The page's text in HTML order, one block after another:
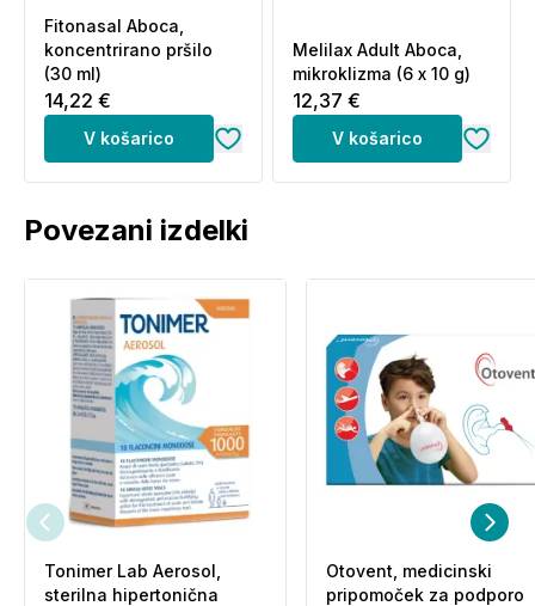
porabite v roku treh mesecev.
Opozorila:
Ne uporabljajte, če ste preobčutljivi ali alergični na
eno ali več sestavin. Če se simptomi ne izboljšajo, se
posvetujte z zdravnikom. Hranite pri sobni
temperaturi, stran od virov toplote in zaščiteno pred
svetlobo. Hranite izven dosega otrok. Datum izteka
roka uporabnosti velja za nepoškodovan in pravilno
Proizvajalec:Aboca S.p.A. Società Agricola Loc.
Aboca, 20 - 52037 Sansepolcro (AR) - Italia
Podjetje s sistemom vodenja kakovosti po standardih
ISO 9001 in ISO 13485 ter sistemom ravnanja z
okoljem po standardu ISO 14001.
Dobavitelj:Polymetria d.o.o., Poslovna cona A 2,
Šenčur, 4208 Šenčur
Fitonasal Aboca,
koncentrirano pršilo
(30 ml)
14,22 €
V košarico
Melilax Adult Aboca,
mikroklizma (6 x 10 g)
12,37 €
V košarico
Povezani izdelki
Tonimer Lab Aerosol,
sterilna hipertonična
Otovent, medicinski
pripomoček za podporo